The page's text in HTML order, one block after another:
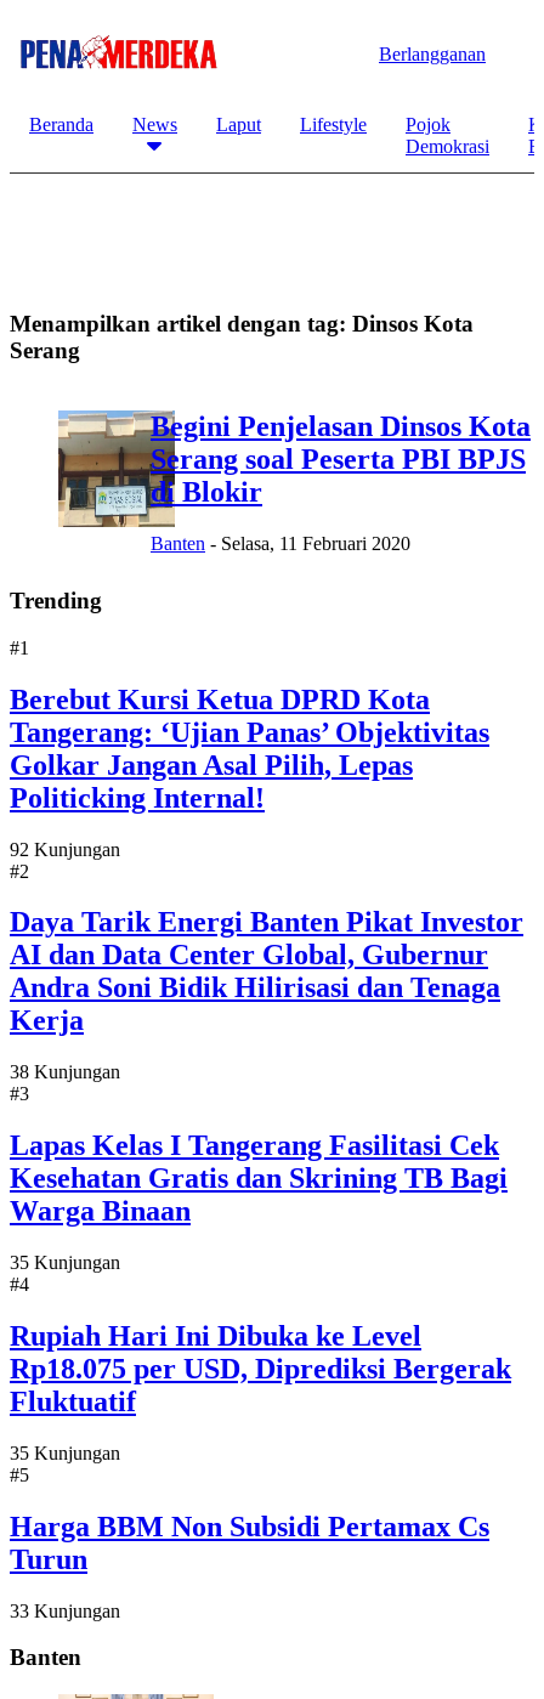
Berlangganan
Beranda News Laput Lifestyle
Pojok
Demokrasi
Menampilkan artikel dengan tag: Dinsos Kota
Serang
Begini Penjelasan Dinsos Kota
Serang soal Peserta PBI BPJS
di Blokir
Banten - Selasa, 11 Februari 2020
Trending
#1
Berebut Kursi Ketua DPRD Kota
Tangerang: ‘Ujian Panas’ Objektivitas
Golkar Jangan Asal Pilih, Lepas
Politicking Internal!
92 Kunjungan
#2
Daya Tarik Energi Banten Pikat Investor
AI dan Data Center Global, Gubernur
Andra Soni Bidik Hilirisasi dan Tenaga
Kerja
38 Kunjungan
#3
Lapas Kelas I Tangerang Fasilitasi Cek
Kesehatan Gratis dan Skrining TB Bagi
Warga Binaan
35 Kunjungan
#4
Rupiah Hari Ini Dibuka ke Level
Rp18.075 per USD, Diprediksi Bergerak
Fluktuatif
35 Kunjungan
#5
Harga BBM Non Subsidi Pertamax Cs
Turun
33 Kunjungan
Banten